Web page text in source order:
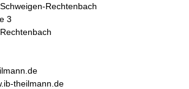
Rechtenbach
3
theilmann.de